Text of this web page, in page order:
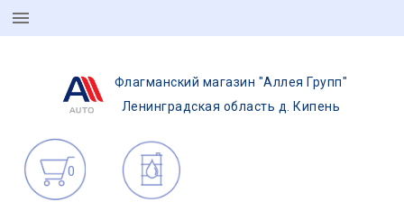
Флагманский магазин "Аллея Групп"
Ленинградская область д. Кипень
0